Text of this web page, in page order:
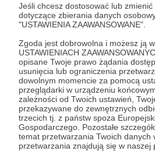
Jeśli chcesz dostosować lub
dotyczące zbierania danych
"USTAWIENIA ZAAWANSOWANE".
Zgoda jest dobrowolna i możesz ją
USTAWIENIACH
opisane Twoje prawo żądania
usunięcia lub ograniczenia
dowolnym momencie za pomocą
przeglądarki w urządzeniu
zależności od Twoich ustawień,
przekazywane do zewnętrznych
trzecich tj. z państw spoza
Gospodarczego. Pozostałe
temat przetwarzania Twoich danych
przetwarzania znajdują się w naszej
urbex Urbexy Diabliczki historia
Lubycza Roztocze eksploracja
Udostępnij